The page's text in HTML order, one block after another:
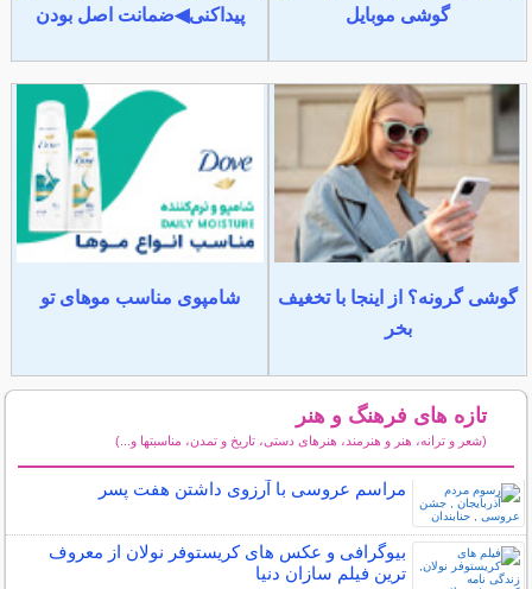
گوشی موبایل
پیداکنی◀ضمانت اصل بودن
گوشی گرونه؟ از اینجا با تخغیف
بخر
شامپوی مناسب موهای تو
تازه های فرهنگ و هنر
(شعر و ترانه، هنر و هنرمند، هنرهای دستی، تاریخ و تمدن، مناسبتها و...)
مراسم عروسی با آرزوی داشتن هفت پسر
بیوگرافی و عکس های کریستوفر نولان از معروف
ترین فیلم سازان دنیا